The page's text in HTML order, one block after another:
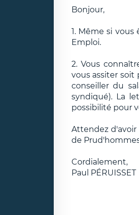
Bonjour,
1. Même si
Emploi.
2. Vous
vous assiter soit
conseiller du
syndiqué). La
possibilité pour
Attendez
de
Cordialement,
Paul PÉRUISSET